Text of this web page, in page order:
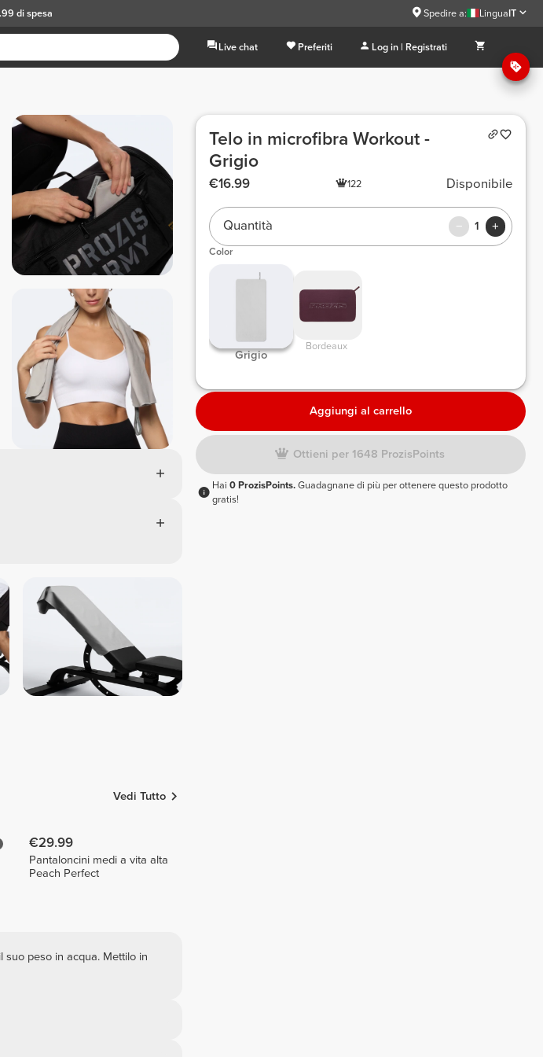
di spesa Spedire a: LinguaIT
Live chat Preferiti Log in | Registrati
Vedi Tutto
€29.99
Pantaloncini medi a vita alta
Peach Perfect
suo peso in acqua. Mettilo in
Telo in microfibra Workout -
Grigio
€16.99 122 Disponibile
Quantità 1
Color
Grigio
Bordeaux
Aggiungi al carrello
Ottieni per 1648 ProzisPoints
Hai0 ProzisPoints.Guadagnane di più per ottenere questo prodotto
gratis!